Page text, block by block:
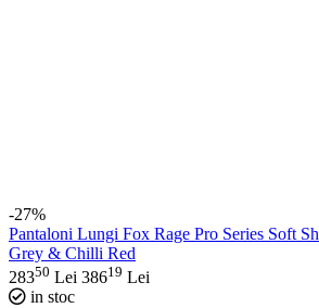
-27%
Pantaloni Lungi Fox Rage Pro Series Soft
Grey & Chilli Red
28350 Lei 38619 Lei
in stoc